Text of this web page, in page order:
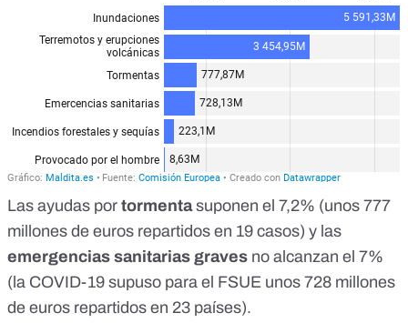
Las ayudas por tormentasuponen el 7,2% (unos 777
millones de euros repartidos en 19 casos) y las
emergencias sanitarias graves no alcanzan el 7%
(la COVID-19 supuso para el FSUE unos 728 millones
de euros repartidos en 23 países).